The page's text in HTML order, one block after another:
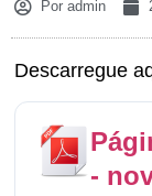
Por admin
Descarregue
-